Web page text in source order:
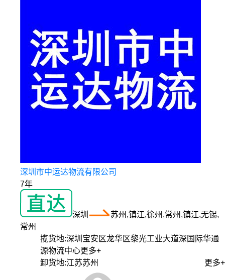
深圳市中运达物流有限公司
7年
深圳
苏州,镇江,徐州,常州,镇江,无锡,
常州
揽货地:深圳宝安区龙华区黎光工业大道深国际华通
源物流中心更多+
卸货地:江苏苏州 更多+